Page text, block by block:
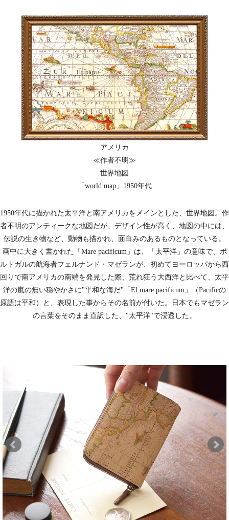
アメリカ
≪作者不明≫
世界地図
「world map」1950年代
1950年代に描かれた太平洋と南アメリカをメインとした、世界地図。作
者不明のアンティークな地図だが、デザイン性が高く、地図の中には、
伝説の生き物など、動物も描かれ、面白みのあるものとなっている。
画中に大きく書かれた「Mare pacificum」は、「太平洋」の意味で、ポ
ルトガルの航海者フェルナンド・マゼランが、初めてヨーロッパから西
回りで南アメリカの南端を発見した際、荒れ狂う大西洋と比べて、太平
洋の嵐の無い穏やかさに"平和な海だ"「El mare pacificum」（Pacificの
原語は平和）と、表現した事からその名前が付いた。日本でもマゼラン
の言葉をそのまま直訳した、"太平洋"で浸透した。